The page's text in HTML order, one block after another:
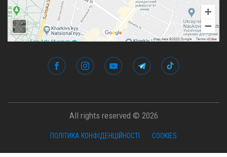
All rights reserved © 2026
ПОЛІТИКА КОНФІДЕНЦІЙНОСТІ COOKIES